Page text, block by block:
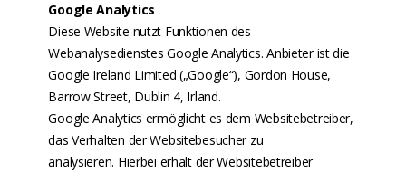
Google Analytics
Diese Website nutzt Funktionen des
Webanalysedienstes Google Analytics. Anbieter ist die
Google Ireland Limited („Google“), Gordon House,
Barrow Street, Dublin 4, Irland.
Google Analytics ermöglicht es dem Websitebetreiber,
das Verhalten der Websitebesucher zu
analysieren. Hierbei erhält der Websitebetreiber